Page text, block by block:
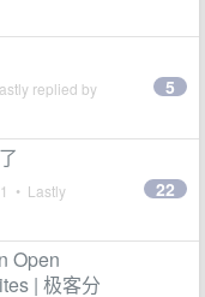
replied by 5
• Lastly
22
Open
| 极客分